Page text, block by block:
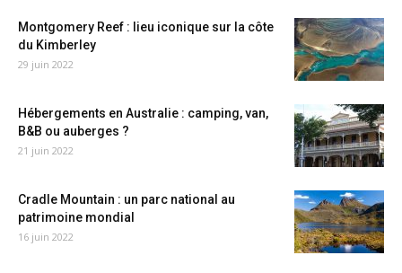
Montgomery Reef : lieu iconique sur la côte
du Kimberley
29 juin 2022
Hébergements en Australie : camping, van,
B&B ou auberges ?
21 juin 2022
Cradle Mountain : un parc national au
patrimoine mondial
16 juin 2022